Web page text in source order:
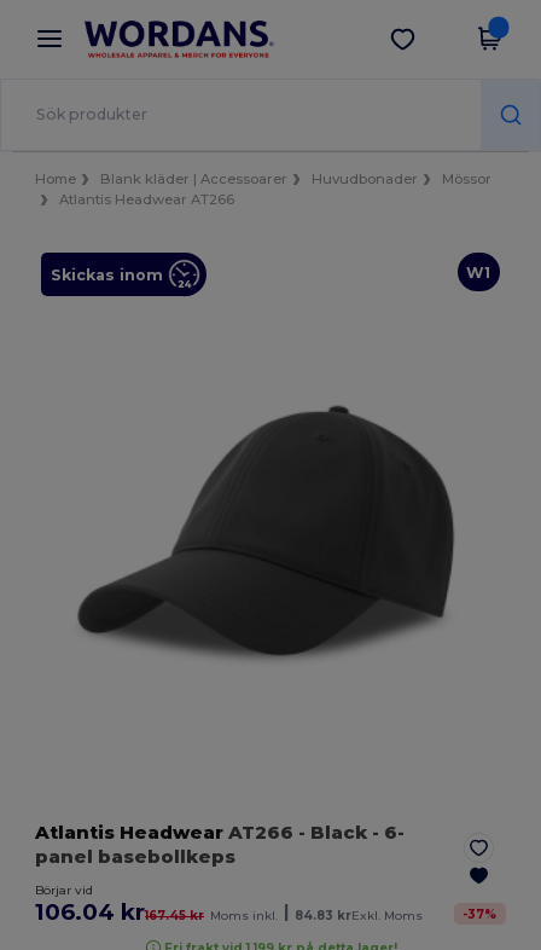
× Wordans-app
Bättre priser i appen!
Hämta app
Home Blank kläder | Accessoarer Huvudbonader
Mössor
Atlantis Headwear AT266
W1
Skickas inom
Atlantis Headwear AT266 - Black - 6-
panel basebollkeps
Börjar vid
106.04 kr167.45 kr Moms inkl. 84.83 krExkl. Moms -37%